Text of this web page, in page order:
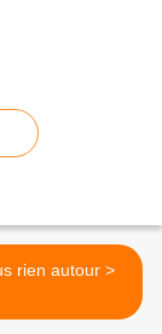
Il n'y a plus rien autour >